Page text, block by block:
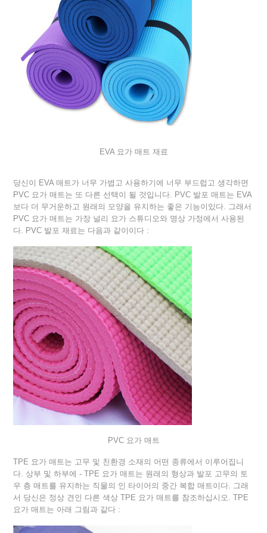
EVA 요가 매트 재료
당신이 EVA 매트가 너무 가볍고 사용하기에 너무 부드럽고 생각하면
PVC 요가 매트는 또 다른 선택이 될 것입니다. PVC 발포 매트는 EVA
보다 더 무거운하고 원래의 모양을 유지하는 좋은 기능이있다. 그래서
PVC 요가 매트는 가장 널리 요가 스튜디오와 명상 가정에서 사용된
다. PVC 발포 재료는 다음과 같이이다 :
PVC 요가 매트
TPE 요가 매트는 고무 및 친환경 소재의 어떤 종류에서 이루어집니
다. 상부 및 하부에 - TPE 요가 매트는 원래의 형상과 발포 고무의 토
우 층 매트를 유지하는 직물의 인 타이어의 중간 복합 매트이다. 그래
서 당신은 정상 견인 다른 색상 TPE 요가 매트를 참조하십시오. TPE
요가 매트는 아래 그림과 같다 :